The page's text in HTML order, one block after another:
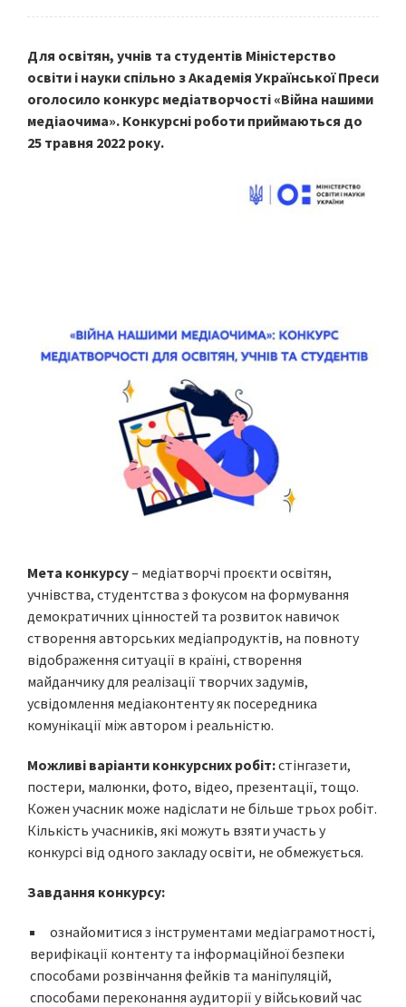
Для освітян, учнів та студентів Міністерство
освіти і науки спільно з Академія Української Преси
оголосило конкурс медіатворчості «Війна нашими
медіаочима». Конкурсні роботи приймаються до
25 травня 2022 року.
Мета конкурсу– медіатворчі проєкти освітян,
учнівства, студентства з фокусом на формування
демократичних цінностей та розвиток навичок
створення авторських медіапродуктів, на повноту
відображення ситуації в країні, створення
майданчику для реалізації творчих задумів,
усвідомлення медіаконтенту як посередника
комунікації між автором і реальністю.
Можливі варіанти конкурсних робіт:стінгазети,
постери, малюнки, фото, відео, презентації, тощо.
Кожен учасник може надіслати не більше трьох робіт.
Кількість учасників, які можуть взяти участь у
конкурсі від одного закладу освіти, не обмежується.
Завдання конкурсу:
ознайомитися з інструментами медіаграмотності,
верифікації контенту та інформаційної безпеки
способами розвінчання фейків та маніпуляцій,
способами переконання аудиторії у військовий час